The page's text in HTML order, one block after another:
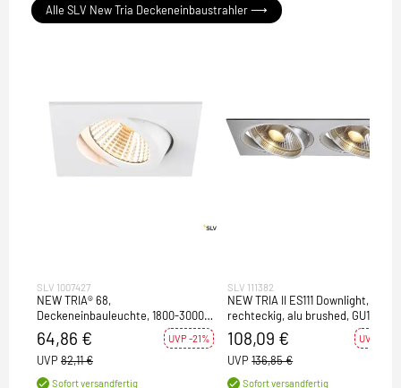
Alle SLV New Tria Deckeneinbaustrahler ⟶
SLV 1007427
NEW TRIA® 68,
Deckeneinbauleuchte, 1800-3000K,
38°, IP 20, quadratisch, weiß
64,86 € UVP -21%
UVP 82,11 €
Sofort versandfertig
SLV 111382
NEW TRIA II ES111 Downlight,
rechteckig, alu brushed, GU10,
max. 2x75W, inkl. Clipfedern
108,09 € UVP -21%
UVP 136,85 €
Sofort versandfertig